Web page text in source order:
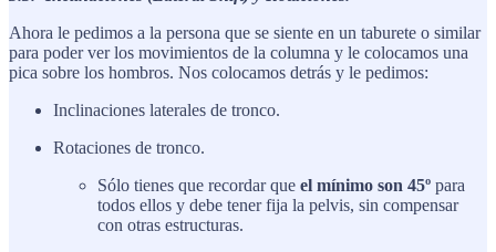
Ahora le pedimos a la persona que se siente en un taburete o similar
para poder ver los movimientos de la columna y le colocamos una
pica sobre los hombros. Nos colocamos detrás y le pedimos:
Inclinaciones laterales de tronco.
Rotaciones de tronco.
Sólo tienes que recordar que el mínimo son 45º para
todos ellos y debe tener fija la pelvis, sin compensar
con otras estructuras.